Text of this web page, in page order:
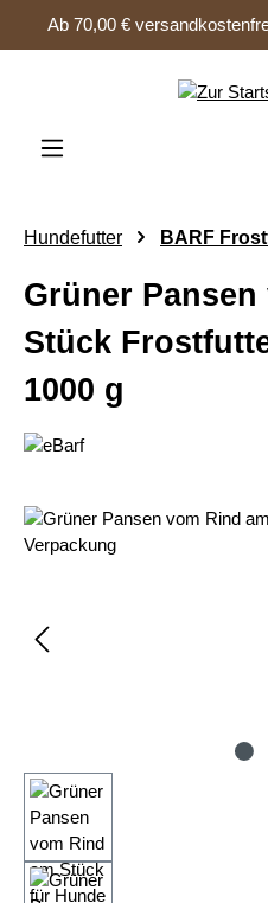
Zum Hauptinhalt springen
Ab 70,00 €
Hundefutter BARF
Grüner
Stück
1000 g
Bildergalerie überspringen